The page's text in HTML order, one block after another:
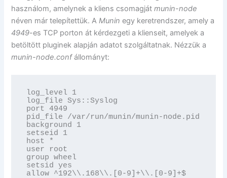
használom, amelynek a kliens csomagjátmunin-node
néven már telepítettük. AMunin egy keretrendszer, amely a
4949-es TCP porton át kérdezgeti a klienseit, amelyek a
betöltött pluginek alapján adatot szolgáltatnak. Nézzük a
munin-node.confállományt:
log_level 1
log_file Sys::Syslog
port 4949
pid_file /var/run/munin/munin-node.pid
background 1
setseid 1
host *
user root
group wheel
setsid yes
allow ^192\\.168\\.[0-9]+\\.[0-9]+$